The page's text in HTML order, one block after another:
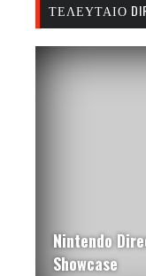
ΤΕΛΕΥΤΑΊΟ
Nintendo
Showcase